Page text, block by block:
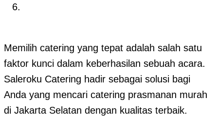
Memilih catering yang tepat adalah salah satu
faktor kunci dalam keberhasilan sebuah acara.
Saleroku Catering hadir sebagai solusi bagi
Anda yang mencari catering prasmanan murah
di Jakarta Selatan dengan kualitas terbaik.